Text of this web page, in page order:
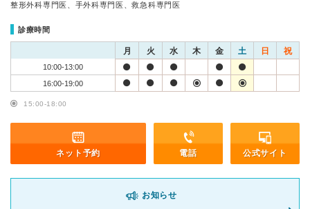
整形外科専門医、手外科専門医、救急科専門医
診療時間
月 火 水 木 金 土 日 祝
10:00-13:00
16:00-19:00
15:00-18:00
ネット予約 電話 公式サイト
お知らせ